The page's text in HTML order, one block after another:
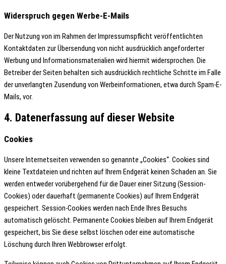
Widerspruch gegen Werbe-E-Mails
Der Nutzung von im Rahmen der Impressumspflicht veröffentlichten
Kontaktdaten zur Übersendung von nicht ausdrücklich angeforderter
Werbung und Informationsmaterialien wird hiermit widersprochen. Die
Betreiber der Seiten behalten sich ausdrücklich rechtliche Schritte im Falle
der unverlangten Zusendung von Werbeinformationen, etwa durch Spam-E-
Mails, vor.
4. Datenerfassung auf dieser Website
Cookies
Unsere Internetseiten verwenden so genannte „Cookies“. Cookies sind
kleine Textdateien und richten auf Ihrem Endgerät keinen Schaden an. Sie
werden entweder vorübergehend für die Dauer einer Sitzung (Session-
Cookies) oder dauerhaft (permanente Cookies) auf Ihrem Endgerät
gespeichert. Session-Cookies werden nach Ende Ihres Besuchs
automatisch gelöscht. Permanente Cookies bleiben auf Ihrem Endgerät
gespeichert, bis Sie diese selbst löschen oder eine automatische
Löschung durch Ihren Webbrowser erfolgt.